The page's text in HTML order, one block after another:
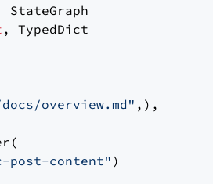
, TypedDict
overview.md" ,),
post-content" )